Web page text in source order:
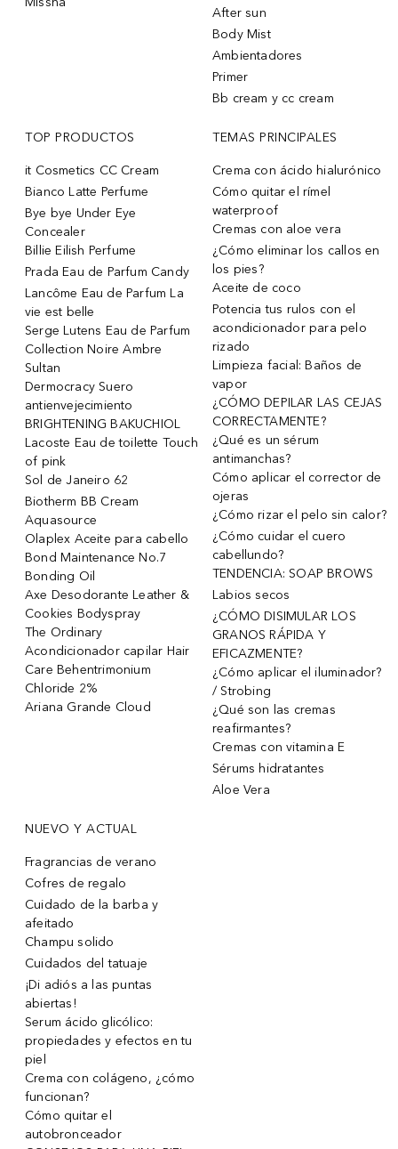
After sun
Body Mist
Ambientadores
Primer
Bb cream y cc cream
TOP PRODUCTOS
it Cosmetics CC Cream
Bianco Latte Perfume
Bye bye Under Eye
Concealer
Billie Eilish Perfume
Prada Eau de Parfum Candy
Lancôme Eau de Parfum La
vie est belle
Serge Lutens Eau de Parfum
Collection Noire Ambre
Sultan
Dermocracy Suero
antienvejecimiento
BRIGHTENING BAKUCHIOL
Lacoste Eau de toilette Touch
of pink
Sol de Janeiro 62
Biotherm BB Cream
Aquasource
Olaplex Aceite para cabello
Bond Maintenance No.7
Bonding Oil
Axe Desodorante Leather &
Cookies Bodyspray
The Ordinary
Acondicionador capilar Hair
Care Behentrimonium
Chloride 2%
Ariana Grande Cloud
TEMAS PRINCIPALES
Crema con ácido hialurónico
Cómo quitar el rímel
waterproof
Cremas con aloe vera
¿Cómo eliminar los callos en
los pies?
Aceite de coco
Potencia tus rulos con el
acondicionador para pelo
rizado
Limpieza facial: Baños de
vapor
¿CÓMO DEPILAR LAS CEJAS
CORRECTAMENTE?
¿Qué es un sérum
antimanchas?
Cómo aplicar el corrector de
ojeras
¿Cómo rizar el pelo sin calor?
¿Cómo cuidar el cuero
cabellundo?
TENDENCIA: SOAP BROWS
Labios secos
¿CÓMO DISIMULAR LOS
GRANOS RÁPIDA Y
EFICAZMENTE?
¿Cómo aplicar el iluminador?
/ Strobing
¿Qué son las cremas
reafirmantes?
Cremas con vitamina E
Sérums hidratantes
Aloe Vera
NUEVO Y ACTUAL
Fragrancias de verano
Cofres de regalo
Cuidado de la barba y
afeitado
Champu solido
Cuidados del tatuaje
¡Di adiós a las puntas
abiertas!
Serum ácido glicólico:
propiedades y efectos en tu
piel
Crema con colágeno, ¿cómo
funcionan?
Cómo quitar el
autobronceador